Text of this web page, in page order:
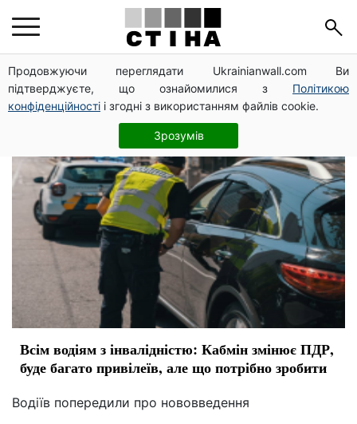
Продовжуючи переглядати Ukrainianwall.com Ви
підтверджуєте, що ознайомилися з Політикою
конфіденційності і згодні з використанням файлів cookie.
Зрозумів
ПДД
Всім водіям з інвалідністю: Кабмін змінює ПДР,
буде багато привілеїв, але що потрібно зробити
Водіїв попередили про нововведення